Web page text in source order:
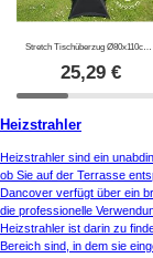
25,29€
Heizstrahler
Heizstrahler sind ein
ob Sie auf der Terrasse
Dancover verfügt über ein
die professionelle
Heizstrahler ist darin zu
Bereich sind, in dem sie